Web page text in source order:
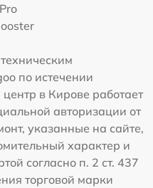
по истечении
в Кирове работает
авторизации от
указанные на сайте,
характер и
согласно п. 2 ст. 437
торговой марки